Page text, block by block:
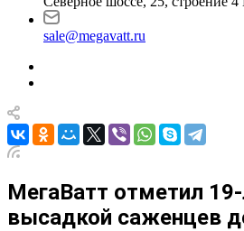
sale@megavatt.ru
МегаВатт отметил
высадкой саженцев